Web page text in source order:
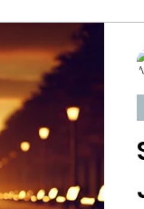
PrixCourage